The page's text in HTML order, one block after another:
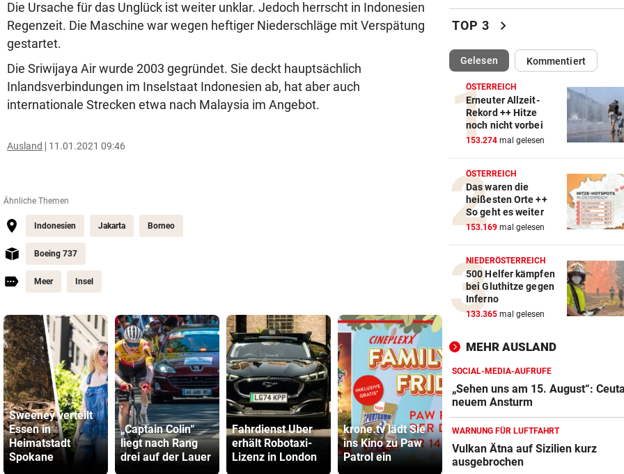
Die Ursache für das Unglück ist weiter unklar. Jedoch herrscht in Indonesien
Regenzeit. Die Maschine war wegen heftiger Niederschläge mit Verspätung
gestartet.
Die Sriwijaya Air wurde 2003 gegründet. Sie deckt hauptsächlich
Inlandsverbindungen im Inselstaat Indonesien ab, hat aber auch
internationale Strecken etwa nach Malaysia im Angebot.
Ausland 11.01.2021 09:46
Ähnliche Themen
Indonesien Jakarta Borneo
Boeing 737
Meer Insel
Sweeney verteilt
Essen in
Heimatstadt
Spokane
„Captain Colin“
liegt nach Rang
drei auf der Lauer
Fahrdienst Uber
erhält Robotaxi-
Lizenz in London
krone.tv lädt Sie
ins Kino zu Paw
Patrol ein
Gestohlenes
Taferl, Alkohol
und kein
Führerschein
„Sehen
Ceuta vor
Ansturm
Abnehmspritzen
HILFE KAM ZU SPÄT
Wien: 55-Jähriger bei
Wohnungsbrand gestorben
„MEIN BABY-GIRL“ vor
Jamie Olivers älteste
Poppy wird heiraten
AUF DER NORDSCHLEIFE vor
Mercedes CLA schneller als
Model S Plaid!
Überraschung! Zverev
die Koffer packen
EIN TEURER SPASS vor
Zyprer schrottet Lamborghini
POKER SPITZT SICH ZU
Real erhöht Angebot, aber
Vinicius löscht alles
500 STELLEN BETROFFEN
Linzer Tech-Firma hat
fast abgeschlossen
TOP 3 chevron_right
Gelesen(ausgewählt)Kommentiert
ÖSTERREICH
Erneuter Allzeit-
Rekord ++ Hitze
noch nicht vorbei
153.274 mal gelesen
ÖSTERREICH
Das waren die
heißesten Orte ++
So geht es weiter
153.169 mal gelesen
NIEDERÖSTERREICH
500 Helfer kämpfen
bei Gluthitze gegen
Inferno
133.365 mal gelesen
MEHR AUSLAND
SOCIAL-MEDIA-AUFRUFE
„Sehen uns am 15. August“:
neuem Ansturm
WARNUNG FÜR LUFTFAHRT
Vulkan Ätna auf Sizilien kurz
ausgebrochen